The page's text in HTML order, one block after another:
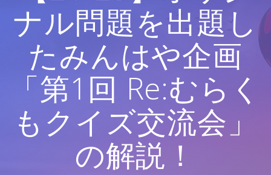
ッ
プ
ナル問題を出題し
たみんはや企画
「第1回 Re:むらく
もクイズ交流会」
の解説！